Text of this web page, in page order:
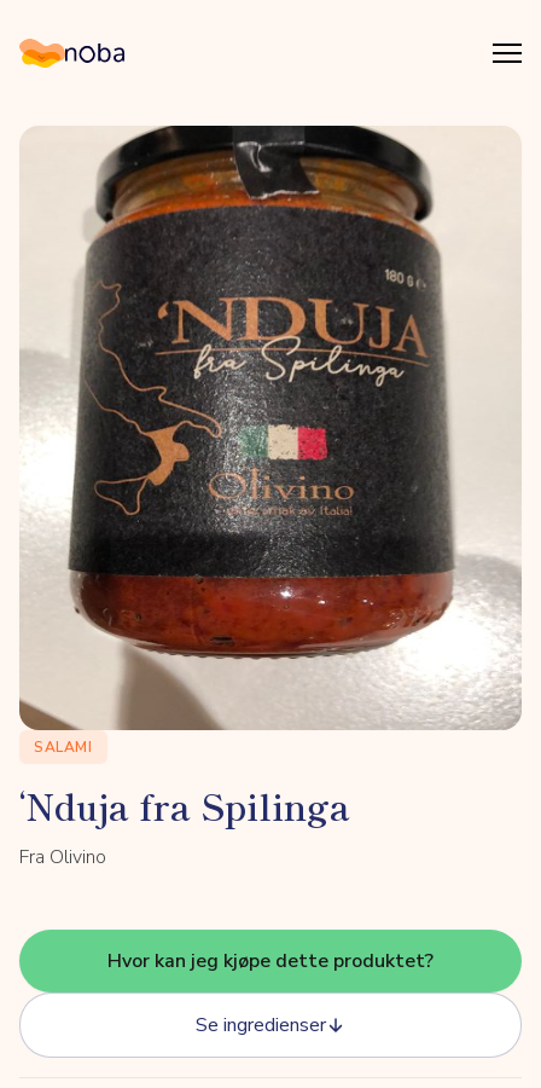
Noba
SALAMI
‘Nduja fra Spilinga
Fra Olivino
Hvor kan jeg kjøpe dette produktet?
Se ingredienser